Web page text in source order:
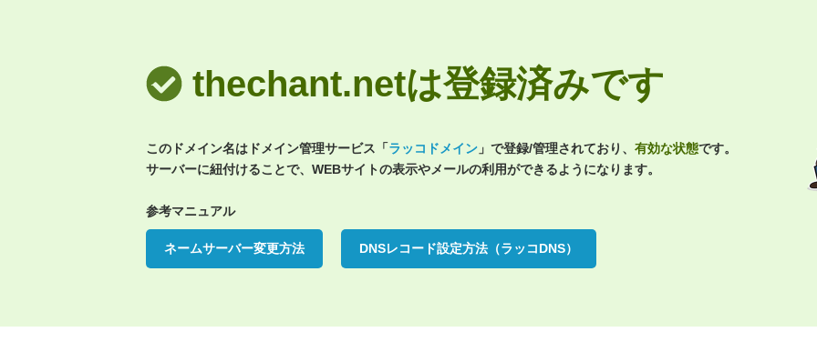
thechant.netは登録済みです
このドメイン名はドメイン管理サービス「ラッコドメイン 」で登録/管理されており、 有効な状態です。
サーバーに紐付けることで、WEBサイトの表示やメールの利用ができるようになります。
参考マニュアル
ネームサーバー変更方法 DNSレコード設定方法（ラッコDNS）